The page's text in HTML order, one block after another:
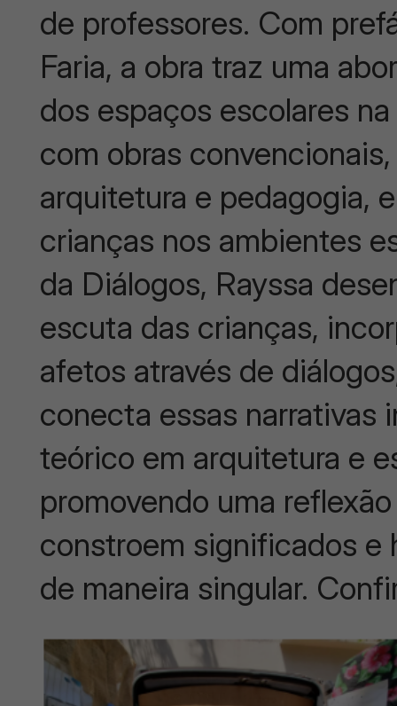
de professores. Com
Faria, a obra traz uma
dos espaços escolares
com obras
arquitetura e pedagogia,
crianças nos ambientes
da Diálogos, Rayssa
escuta das crianças,
afetos através de
conecta essas narrativas
teórico em arquitetura e
promovendo uma
constroem significados e
de maneira singular.